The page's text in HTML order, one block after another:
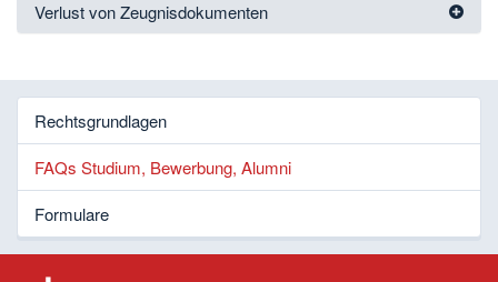
Verlust von Zeugnisdokumenten
Rechtsgrundlagen
FAQs Studium, Bewerbung, Alumni
Formulare